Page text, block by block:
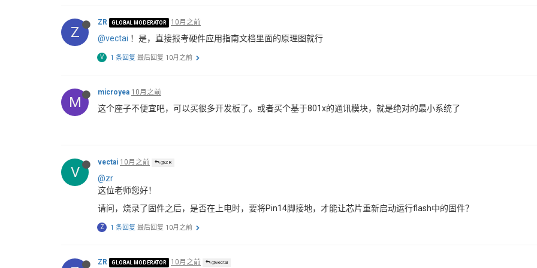
Z
ZR GLOBAL MODERATOR 10月之前
@vectai ！是，直接报考硬件应用指南文档里面的原理图就行
V 1 条回复 最后回复 10月之前
M
microyea 10月之前
这个座子不便宜吧，可以买很多开发板了。或者买个基于801x的通讯模块，就是绝对的最小系统了
V
vectai 10月之前 @ZR
@zr
这位老师您好！
请问，烧录了固件之后，是否在上电时，要将Pin14脚接地，才能让芯片重新启动运行flash中的固件？
Z 1 条回复 最后回复 10月之前
ZR GLOBAL MODERATOR 10月之前 @vectai